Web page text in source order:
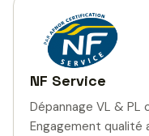
NF Service
Dépannage VL &
Engagement qualité